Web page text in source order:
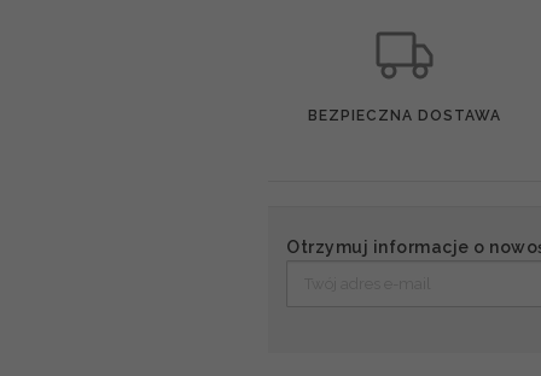
BEZPIECZNA DOSTAWA
Otrzymuj informacje o